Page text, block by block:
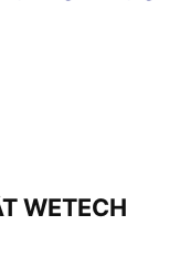
WETECH